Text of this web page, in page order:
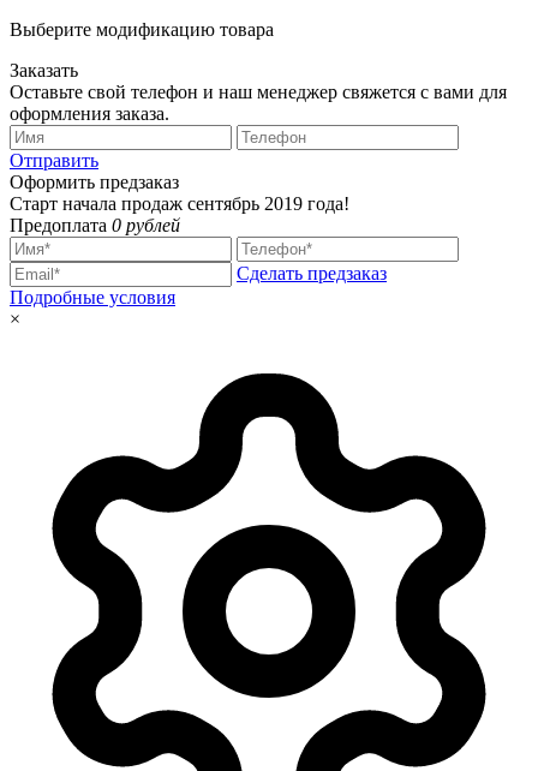
Выберите модификацию товара
Заказать
Оставьте свой телефон и наш менеджер свяжется с вами для
оформления заказа.
Отправить
Оформить предзаказ
Старт начала продаж сентябрь 2019 года!
Предоплата 0 рублей
Сделать предзаказ
Подробные условия
×